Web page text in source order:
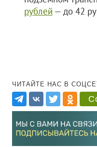
рублей — до 42
ЧИТАЙТЕ НАС В